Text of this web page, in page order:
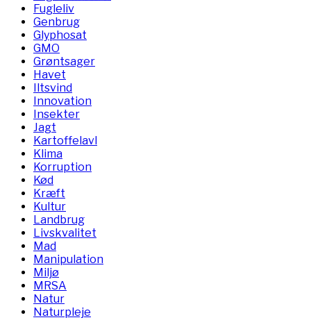
Fugleliv
Genbrug
Glyphosat
GMO
Grøntsager
Havet
Iltsvind
Innovation
Insekter
Jagt
Kartoffelavl
Klima
Korruption
Kød
Kræft
Kultur
Landbrug
Livskvalitet
Mad
Manipulation
Miljø
MRSA
Natur
Naturpleje